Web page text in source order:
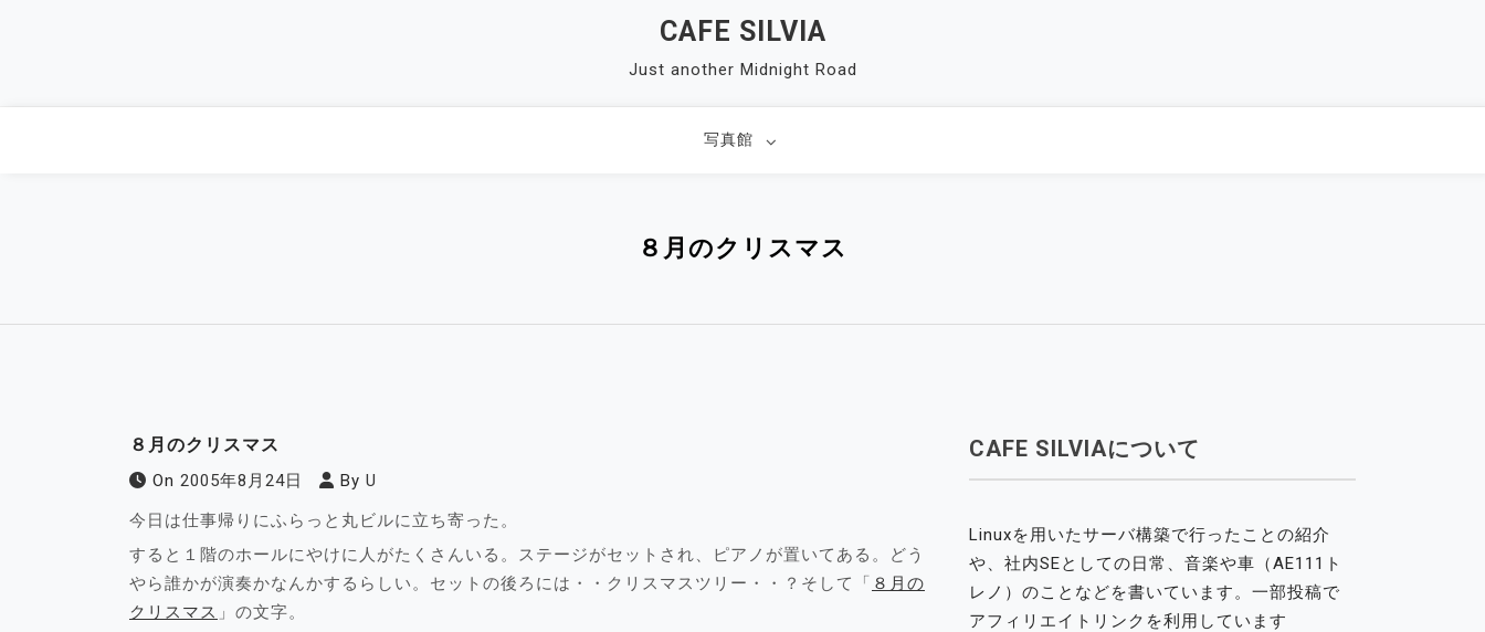
CAFE SILVIA
Just another Midnight Road
写真館
８月のクリスマス
８月のクリスマス
On 2005年8月24日 By U
今日は仕事帰りにふらっと丸ビルに立ち寄った。
すると１階のホールにやけに人がたくさんいる。ステージがセットされ、ピアノが置いてある。どう
やら誰かが演奏かなんかするらしい。セットの後ろには・・クリスマスツリー・・？そして「 ８月の
クリスマス 」の文字。
CAFE SILVIAについて
Linuxを用いたサーバ構築で行ったことの紹介
や、社内SEとしての日常、音楽や車（AE111ト
レノ）のことなどを書いています。一部投稿で
アフィリエイトリンクを利用しています